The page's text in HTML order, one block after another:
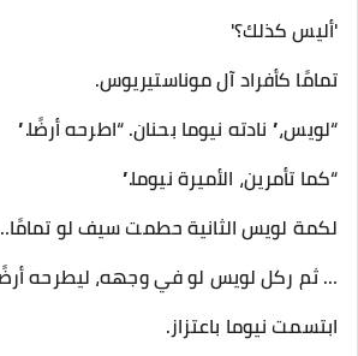
'أليس كذلك؟'
تمامًا كأفراد آل موناستيريوس.
“لويس،” نادته نيوما بحنان. “اطرحه أرضًا.”
“كما تأمرين، الأميرة نيوما.”
لكمة لويس الثانية حطمت سيف لو
… ثم ركل لويس لو في وجهه، ليطرحه
ابتسمت نيوما باعتزاز.